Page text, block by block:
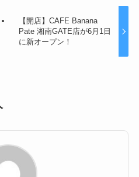
【開店】CAFE Banana
Pate 湘南GATE店が6月1日
に新オープン！